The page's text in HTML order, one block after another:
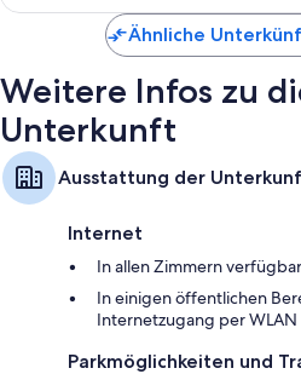
Ähnliche
Weitere Infos zu
Unterkunft
Ausstattung der
Internet
In allen Zimmern
In einigen öffentlichen
Internetzugang per WLAN
Parkmöglichkeiten und